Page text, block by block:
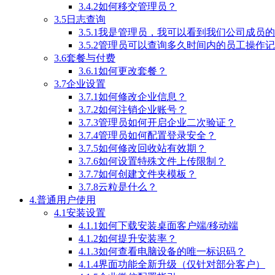
3.4.2如何移交管理员？
3.5日志查询
3.5.1我是管理员，我可以看到我们公司成员
3.5.2管理员可以查询多久时间内的员工操作记
3.6套餐与付费
3.6.1如何更改套餐？
3.7企业设置
3.7.1如何修改企业信息？
3.7.2如何注销企业账号？
3.7.3管理员如何开启企业二次验证？
3.7.4管理员如何配置登录安全？
3.7.5如何修改回收站有效期？
3.7.6如何设置特殊文件上传限制？
3.7.7如何创建文件夹模板？
3.7.8云粒是什么？
4.普通用户使用
4.1安装设置
4.1.1如何下载安装桌面客户端/移动端
4.1.2如何提升安装率？
4.1.3如何查看电脑设备的唯一标识码？
4.1.4界面功能全新升级（仅针对部分客户）